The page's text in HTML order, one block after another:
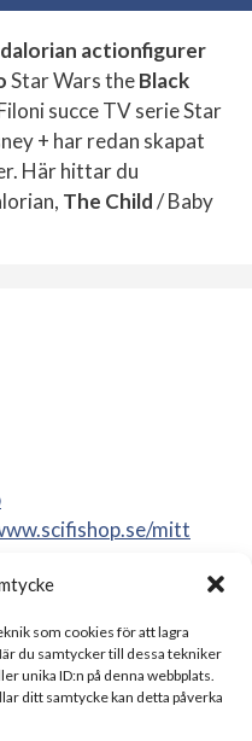
som cookies för att lagra
du samtycker till dessa tekniker
unika ID:n på denna webbplats.
ditt samtycke kan detta påverka
actionfigurer
Star Wars theBlack
succe TV serie Star
+ har redan skapat
Här hittar du
The Child/ Baby
mitt